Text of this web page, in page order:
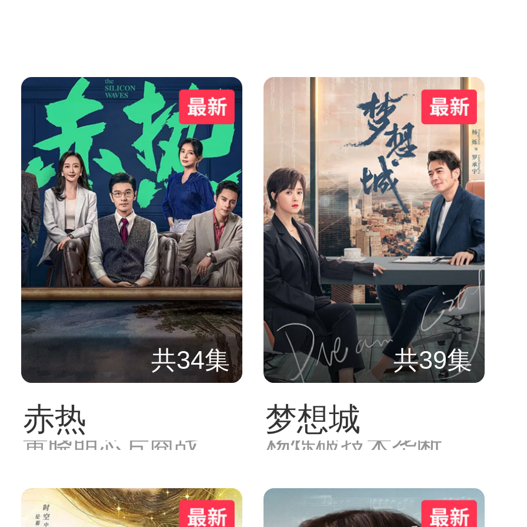
共34集
赤热
黄晓明芯片商战
共39集
梦想城
杨烁破技术垄断